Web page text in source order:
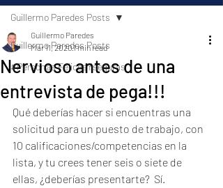
Guillermo Paredes Posts
#Personas FelicesYseguras
Guillermo Paredes Posts
Nervioso antes de una
entrevista de pega!!!
Guillermo Paredes
Mar 11, 20201 min read
Qué deberías hacer si encuentras una
solicitud para un puesto de trabajo, con
10 calificaciones/competencias en la
lista, y tu crees tener seis o siete de
ellas, ¿deberías presentarte?  Sí.